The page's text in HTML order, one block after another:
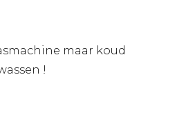
maar koud
!